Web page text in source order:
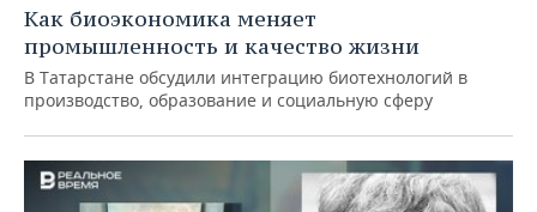
Как биоэкономика меняет
промышленность и качество жизни
В Татарстане обсудили интеграцию биотехнологий в
производство, образование и социальную сферу